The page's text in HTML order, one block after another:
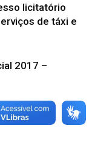
licitatório
de táxi e
2017 –